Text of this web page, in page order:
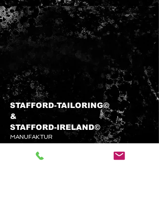
Herstellung. Gefertigt in
traditionellen Tuchfabriken,
verbindet er jahrhundertealtes
Handwerkswissen mit zeitgemäßen
Nachhaltigkeit. Damit ist Loden
nicht nur ein Stoff, sondern ein
Stück gelebter Textilgeschichte.
STAFFORD-TAILORING©
&​
STAFFORD-IRELAND©
MANUFAKTUR
info@stafford-tailoring.com
+49 (0) 1573 5 60 80 70